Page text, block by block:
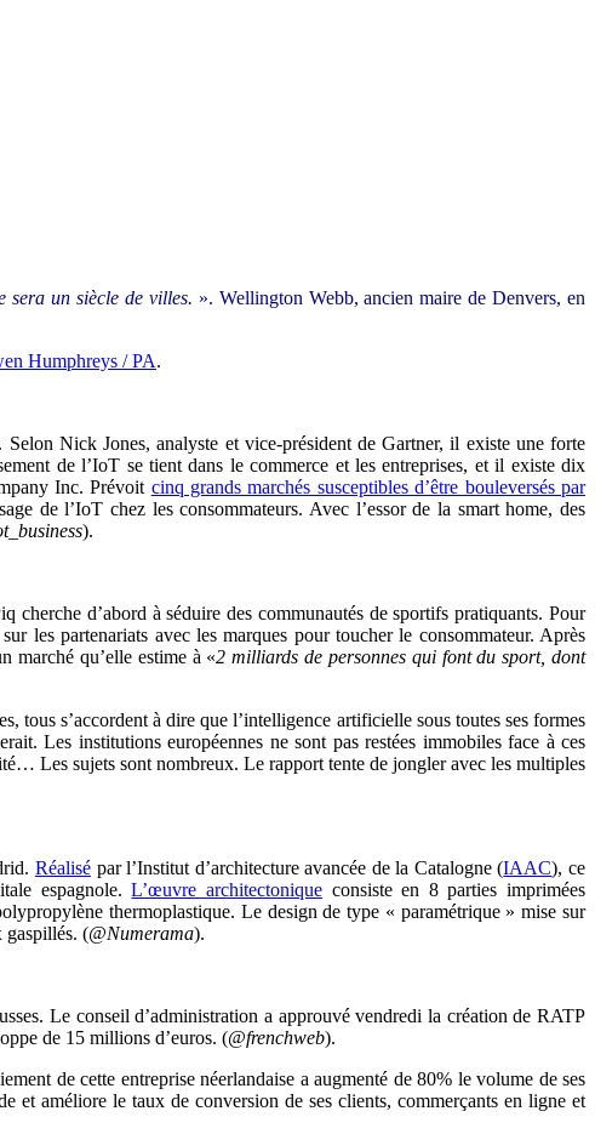
sera un siècle de villes. ». Wellington Webb, ancien maire de Denvers, en
Humphreys / PA.
Nick Jones, analyste et vice-président de Gartner, il existe une forte
de l’IoT se tient dans le commerce et les entreprises, et il existe dix
Inc. Prévoit cinq grands marchés susceptibles d’être bouleversés par
de l’IoT chez les consommateurs. Avec l’essor de la smart home, des
).
d’abord à séduire des communautés de sportifs pratiquants. Pour
les partenariats avec les marques pour toucher le consommateur. Après
marché qu’elle estime à «2 milliards de personnes qui font du sport, dont
tous s’accordent à dire que l’intelligence artificielle sous toutes ses formes
Les institutions européennes ne sont pas restées immobiles face à ces
Les sujets sont nombreux. Le rapport tente de jongler avec les multiples
Réalisépar l’Institut d’architecture avancée de la Catalogne (IAAC), ce
espagnole.L’œuvre architectonique consiste en 8 parties imprimées
thermoplastique. Le design de type « paramétrique » mise sur
gaspillés. (@Numerama).
Le conseil d’administration a approuvé vendredi la création de RATP
de 15 millions d’euros. (@frenchweb).
de cette entreprise néerlandaise a augmenté de 80% le volume de ses
et améliore le taux de conversion de ses clients, commerçants en ligne et